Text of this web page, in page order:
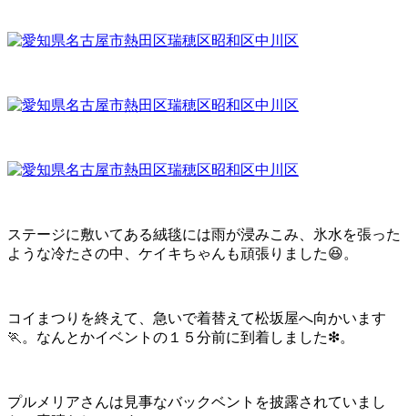
ステージに敷いてある絨毯には雨が浸みこみ、氷水を張った
ような冷たさの中、ケイキちゃんも頑張りました😆。
コイまつりを終えて、急いで着替えて松坂屋へ向かいます
🏃。なんとかイベントの１５分前に到着しました❇。
プルメリアさんは見事なバックベントを披露されていまし